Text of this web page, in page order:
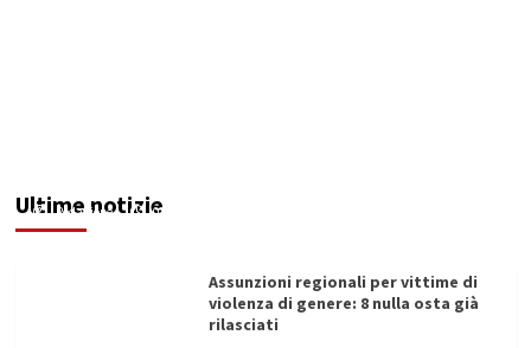
Ultime notizie
Redazione 07/08/2026
Assunzioni regionali per vittime di
violenza di genere: 8 nulla osta già
rilasciati